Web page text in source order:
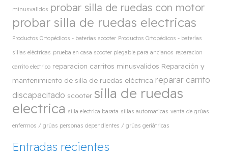
minusvalidos probar silla de ruedas con motor
probar silla de ruedas electricas
Productos Ortopédicos - baterías scooter Productos Ortopédicos - baterías
sillas eléctricas prueba en casa scooter plegable para ancianos reparacion
carrito electrico reparacion carritos minusvalidos Reparación y
mantenimiento de silla de ruedas eléctrica reparar carrito
discapacitado scooter silla de ruedas
electrica silla electrica barata sillas automaticas venta de grúas
enfermos / grúas personas dependientes / grúas geriátricas
Entradas recientes